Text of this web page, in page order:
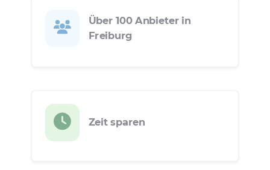
Über 100 Anbieter in
Freiburg
Zeit sparen